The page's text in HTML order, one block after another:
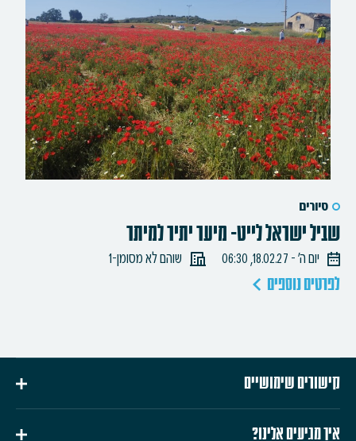
סיורים
שביל ישראל לייט- מיער יתיר למיתר
יום ה׳ - 18.02.27, 06:30 שוהם לא מסומן-1
לפרטים נוספים
קישורים שימושיים
איך מגיעים אלינו?